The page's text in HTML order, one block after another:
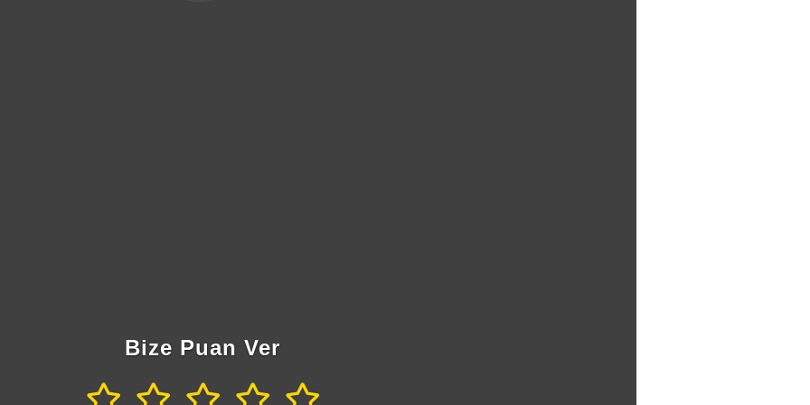
Bize Puan Ver